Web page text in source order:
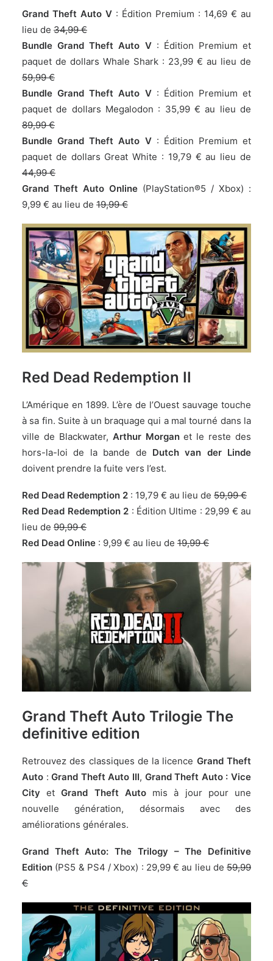
Grand Theft Auto V : Édition Premium : 14,69 € au
lieu de 34,99 €
Bundle Grand Theft Auto V: Édition Premium et
paquet de dollars Whale Shark : 23,99 € au lieu de
59,99 €
Bundle Grand Theft Auto V: Édition Premium et
paquet de dollars Megalodon : 35,99 € au lieu de
89,99 €
Bundle Grand Theft Auto V: Édition Premium et
paquet de dollars Great White : 19,79 € au lieu de
44,99 €
Grand Theft Auto Online (PlayStation®5 / Xbox) :
9,99 € au lieu de 19,99 €
Red Dead Redemption II
L’Amérique en 1899. L’ère de l’Ouest sauvage touche
à sa fin. Suite à un braquage qui a mal tourné dans la
ville de Blackwater, Arthur Morganet le reste des
hors-la-loi de la bande de Dutch van der Linde
doivent prendre la fuite vers l’est.
Red Dead Redemption 2 : 19,79 € au lieu de 59,99 €
Red Dead Redemption 2 : Édition Ultime : 29,99 € au
lieu de 99,99 €
Red Dead Online : 9,99 € au lieu de 19,99 €
Grand Theft Auto Trilogie The
definitive edition
Retrouvez des classiques de la licence Grand Theft
Auto :Grand Theft Auto III, Grand Theft Auto : Vice
City etGrand Theft Automis à jour pour une
nouvelle génération, désormais avec des
améliorations générales.
Grand Theft Auto: The Trilogy – The Definitive
Edition (PS5 & PS4 / Xbox) : 29,99 € au lieu de 59,99
€